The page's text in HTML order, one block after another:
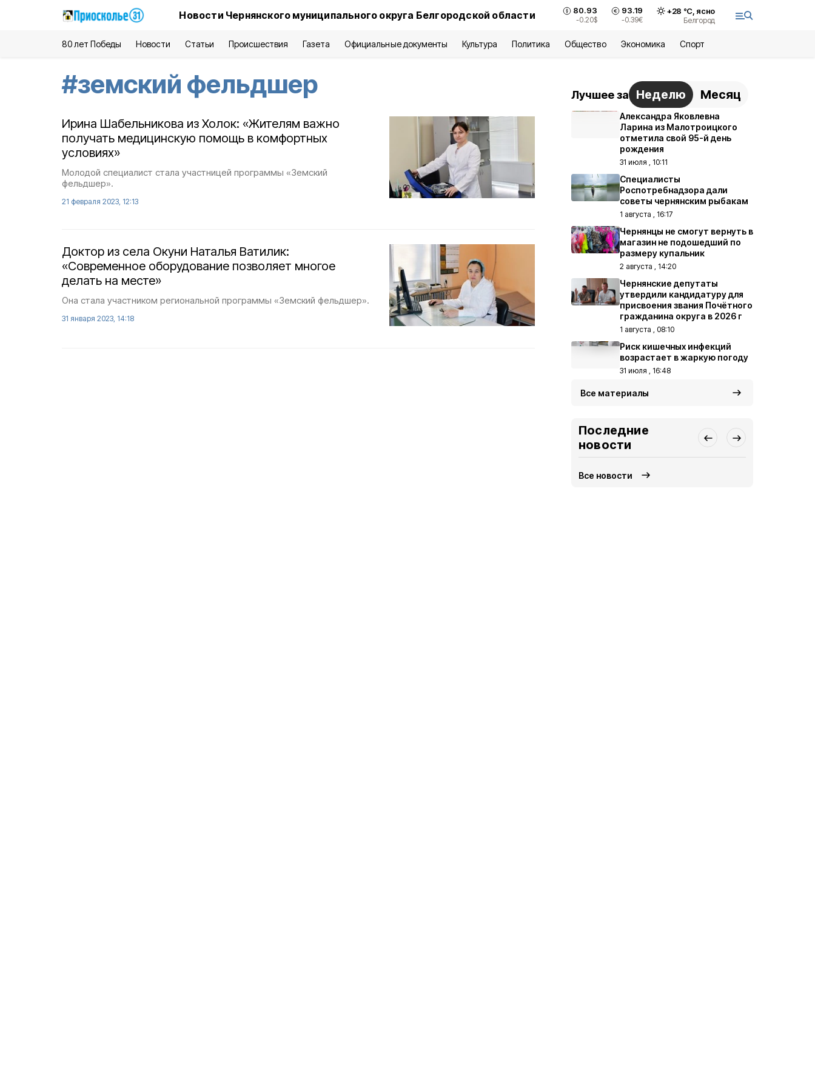
Новости Чернянского муниципального округа Белгородской области 80.93
-0.20$
93.19
-0.39€
+28 °С, ясно
Белгород
80 лет Победы Новости Статьи Происшествия Газета Официальные документы Культура Политика Общество Экономика Спорт
#земский фельдшер
Ирина Шабельникова из Холок: «Жителям важно
получать медицинскую помощь в комфортных
условиях»
Молодой специалист стала участницей программы «Земский
фельдшер».
21 февраля 2023, 12:13
Доктор из села Окуни Наталья Ватилик:
«Современное оборудование позволяет многое
делать на месте»
Она стала участником региональной программы «Земский фельдшер».
31 января 2023, 14:18
Лучшее за Неделю Месяц
Александра Яковлевна
Ларина из Малотроицкого
отметила свой 95-й день
рождения
31 июля , 10:11
Специалисты
Роспотребнадзора дали
советы чернянским рыбакам
1 августа , 16:17
Чернянцы не смогут вернуть в
магазин не подошедший по
размеру купальник
2 августа , 14:20
Чернянские депутаты
утвердили кандидатуру для
присвоения звания Почётного
гражданина округа в 2026 г
1 августа , 08:10
Риск кишечных инфекций
возрастает в жаркую погоду
31 июля , 16:48
Все материалы
Последние
новости
Все новости